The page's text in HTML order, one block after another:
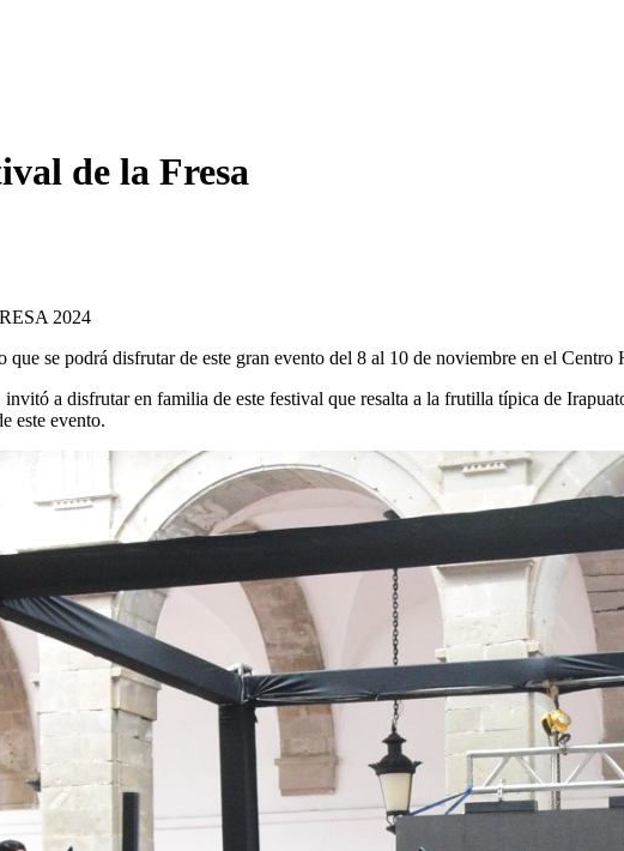
de la Fresa
2024
se podrá disfrutar de este gran evento del 8 al 10 de noviembre en el Centro
a disfrutar en familia de este festival que resalta a la frutilla típica de
este evento.